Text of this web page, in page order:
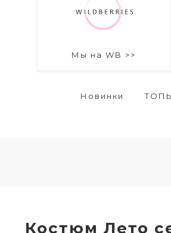
Мы на WB >>
Новинки
Костюм Лето